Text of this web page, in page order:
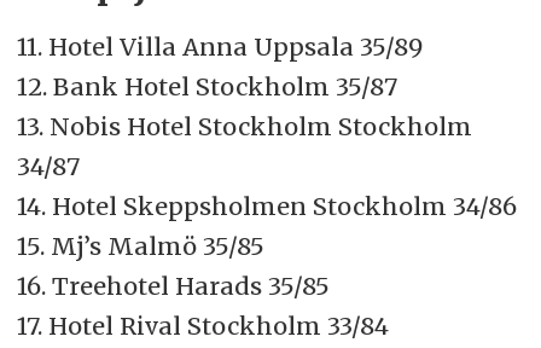
11. Hotel Villa Anna Uppsala 35/89
12. Bank Hotel Stockholm 35/87
13. Nobis Hotel Stockholm Stockholm
34/87
14. Hotel Skeppsholmen Stockholm 34/86
15. Mj’s Malmö 35/85
16. Treehotel Harads 35/85
17. Hotel Rival Stockholm 33/84